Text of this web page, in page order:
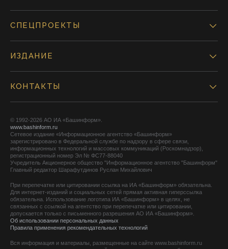
СПЕЦПРОЕКТЫ
ИЗДАНИЕ
КОНТАКТЫ
© 1992-2026 АО ИА «Башинформ».
www.bashinform.ru
Сетевое издание «Информационное агентство «Башинформ»
зарегистрировано в Федеральной службе по надзору в сфере связи,
информационных технологий и массовых коммуникаций (Роскомнадзор),
регистрационный номер Эл № ФС77-88040
Учредитель Акционерное общество "Информационное агентство "Башинформ"
Главный редактор Шарафутдинов Руслан Михайлович
При перепечатке или цитировании ссылка на ИА «Башинформ» обязательна.
Для интернет-изданий и социальных сетей прямая активная гиперссылка
обязательна. Использование логотипа ИА «Башинформ» в целях, не
связанных с ссылкой на агентство при перепечатке или цитировании,
допускается только с письменного разрешения АО ИА «Башинформ».
Об использовании персональных данных
Правила применения рекомендательных технологий
Вся информация и материалы, размещенные на сайте www.bashinform.ru